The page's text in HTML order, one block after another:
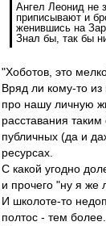
Ангел Леонид не
приписывают и
женившись на
Знал бы, так бы
"Хоботов, это
Вряд ли кому-то
про нашу личную
расставания
публичных (да и
ресурсах.
С какой угодно
и прочего "ну я же
И школоте-то
полтос - тем более.